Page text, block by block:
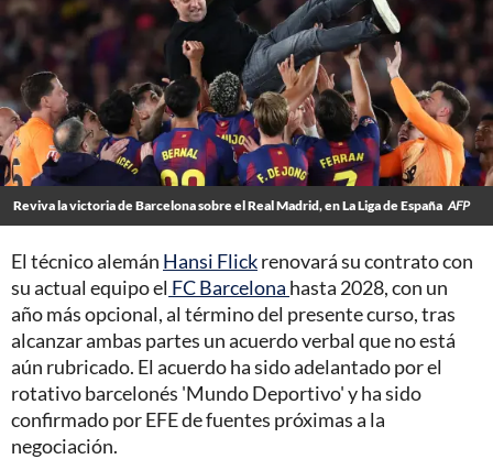
Reviva la victoria de Barcelona sobre el Real Madrid, en La Liga de España AFP
El técnico alemán Hansi Flickrenovará su contrato con
su actual equipo el FC Barcelona hasta 2028, con un
año más opcional, al término del presente curso, tras
alcanzar ambas partes un acuerdo verbal que no está
aún rubricado. El acuerdo ha sido adelantado por el
rotativo barcelonés 'Mundo Deportivo' y ha sido
confirmado por EFE de fuentes próximas a la
negociación.